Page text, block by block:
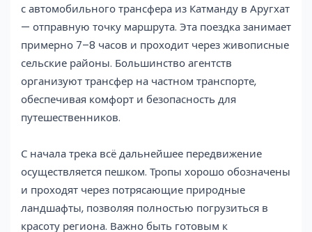
с автомобильного трансфера из Катманду в Аругхат
— отправную точку маршрута. Эта поездка занимает
примерно 7–8 часов и проходит через живописные
сельские районы. Большинство агентств
организуют трансфер на частном транспорте,
обеспечивая комфорт и безопасность для
путешественников.
С начала трека всё дальнейшее передвижение
осуществляется пешком. Тропы хорошо обозначены
и проходят через потрясающие природные
ландшафты, позволяя полностью погрузиться в
красоту региона. Важно быть готовым к